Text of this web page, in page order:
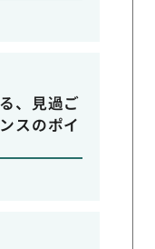
、見過ご
スのポイ